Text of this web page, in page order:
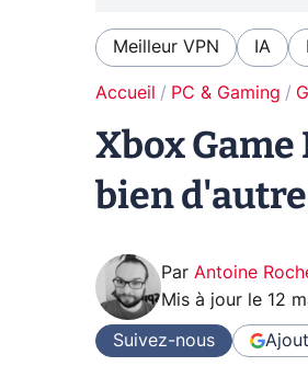
Meilleur VPN IA
Accueil PC & Gaming
Xbox Game
bien
Par Antoine
Mis à jour le 12
Suivez-nous